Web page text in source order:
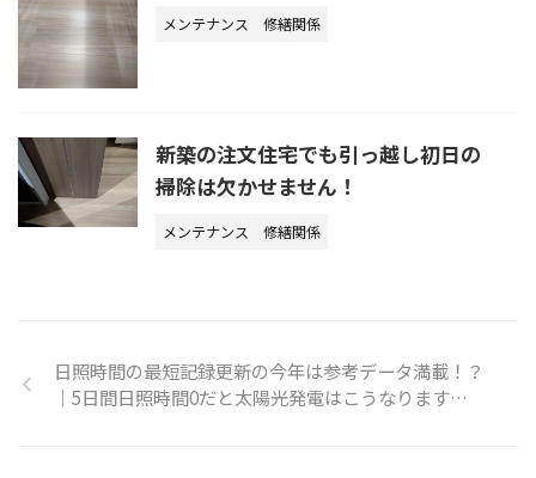
メンテナンス 修繕関係
新築の注文住宅でも引っ越し初日の
掃除は欠かせません！
メンテナンス 修繕関係
日照時間の最短記録更新の今年は参考データ満載！？
｜5日間日照時間0だと太陽光発電はこうなります…